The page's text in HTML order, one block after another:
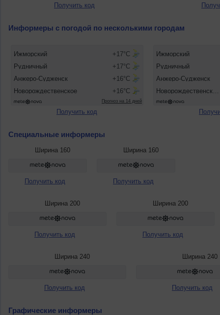
Получить код
Информеры с погодой по несколькими городам
Получить код
Специальные информеры
Ширина 160
Получить код
Ширина 160
Получить код
Ширина 200
Получить код
Ширина 200
Получить код
Ширина 240
Получить код
Ширина 240
Получить код
Графические информеры